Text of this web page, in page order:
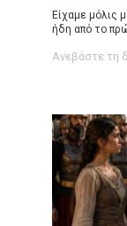
Είχαμε μόλις
ήδη από το
Ανεβάστε τη